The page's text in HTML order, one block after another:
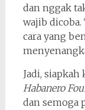
dan nggak
wajib
cara yang
Jadi,
Habanero
dan semoga